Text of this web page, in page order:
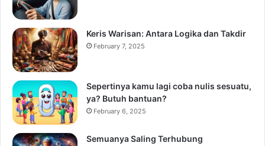
Keris Warisan: Antara Logika dan Takdir
February 7, 2025
Sepertinya kamu lagi coba nulis sesuatu,
ya? Butuh bantuan?
February 6, 2025
Semuanya Saling Terhubung